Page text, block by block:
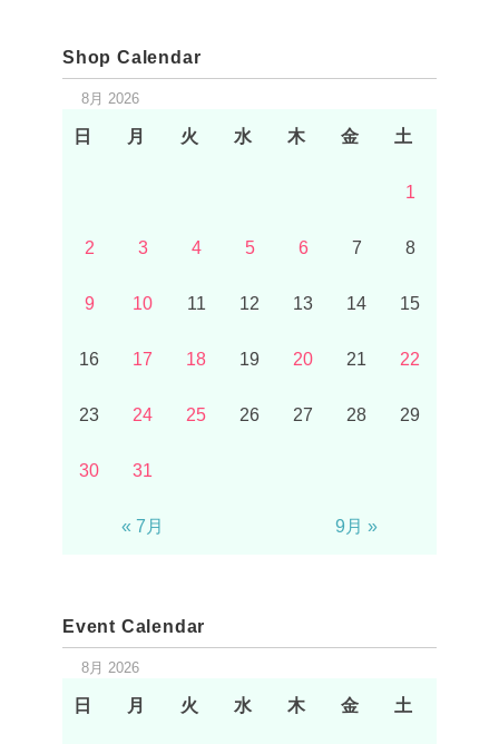
Shop Calendar
8月 2026
日 月 火 水 木 金 土
1
2 3 4 5 6 7 8
9 10 11 12 13 14 15
16 17 18 19 20 21 22
23 24 25 26 27 28 29
30 31
« 7月 9月 »
Event Calendar
8月 2026
日 月 火 水 木 金 土